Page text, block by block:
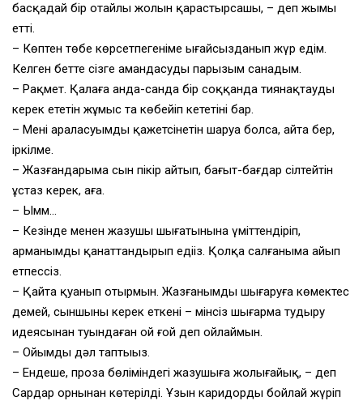
басқадай бір оңтайлы жолын қарастырсаңшы, – деп жымың
етті.
– Көптен төбе көрсетпегеніме ыңғайсызданып жүр едім.
Келген бетте сізге амандасуды парызым санадым.
– Рақмет. Қалаға анда-санда бір соққанда тиянақтауды
керек ететін жұмыс та көбейіп кететіні бар.
– Менің араласуымды қажетсінетін шаруа болса, айта бер,
іркілме.
– Жазғандарыма сын пікір айтып, бағыт-бағдар сілтейтін
ұстаз керек, аға.
– Ымм…
– Кезінде менен жазушы шығатынына үміттендіріп,
арманымды қанат­тандырып едіңіз. Қолқа салғаныма айып
етпессіз.
– Қайта қуанып отырмын. Жазғанымды шығаруға көмектес
демей, сыншыны керек еткенің – мінсіз шығарма тудыру
идеясынан туындаған ой ғой деп ойлаймын.
– Ойымды дәл таптыңыз.
– Ендеше, проза бөліміндегі жазушыға жолығайық, – деп
Сардар орнынан көтерілді. Ұзын каридорды бойлай жүріп